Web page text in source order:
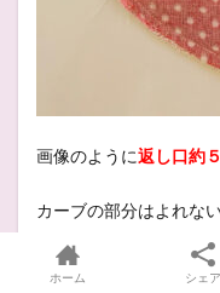
画像のように返し口約
カーブの部分はよれな
少しでも生地が突っ張
ホーム シェア